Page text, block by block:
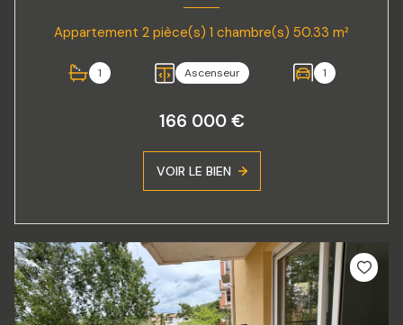
Appartement 2 pièce(s) 1 chambre(s) 50.33 m²
1 Ascenseur 1
166 000 €
VOIR LE BIEN